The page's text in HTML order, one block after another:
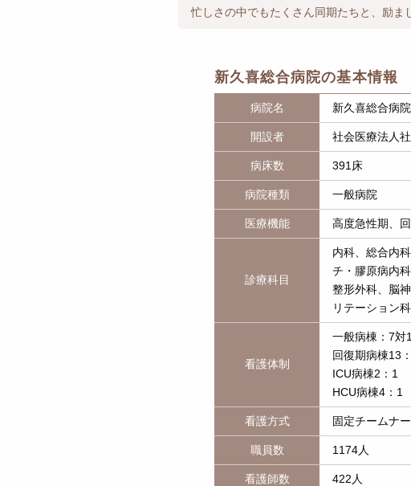
忙しさの中でもたくさん同期たちと、励
新久喜総合病院の基本情報
病院名 新久喜総合病院
開設者 社会医療法人
病床数 391床
病院種類 一般病院
医療機能 高度急性期、
診療科目
内科、総合内
チ・膠原病内
整形外科、脳
リテーション
看護体制
一般病棟：7対1
回復期病棟13
ICU病棟2：1
HCU病棟4：1
看護方式 固定チームナ
職員数 1174人
看護師数 422人